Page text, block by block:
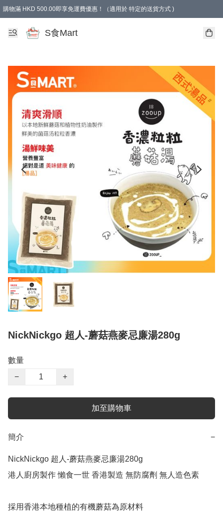
購物滿 HKD 500.00即享免運費優惠！（適用於 特定的送貨方式 )
S食Mart
NickNickgo 超人-蘑菇燕麥忌廉湯280g
數量
−
+
加至購物車
簡介 −
NickNickgo 超人-蘑菇燕麥忌廉湯280g
港人廚房製作 懶食一世 香港製造 無防腐劑 無人造色素
採用香港本地種植的有機蘑菇為原材料